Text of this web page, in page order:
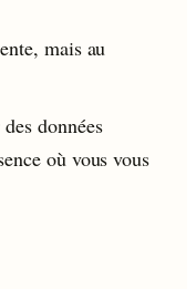
mais au
données
où vous vous